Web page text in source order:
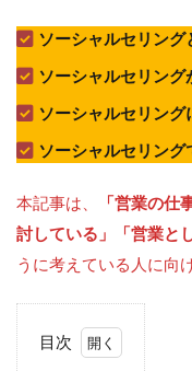
ソーシャルセリング
ソーシャルセリング
ソーシャルセリング
ソーシャルセリン
本記事は、
「営業の
討している」「営業と
うに考えている人に向
目次